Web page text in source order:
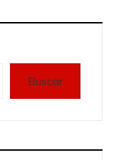
Buscar